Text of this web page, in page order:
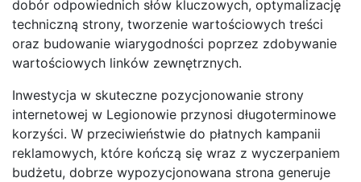
dobór odpowiednich słów kluczowych, optymalizację
techniczną strony, tworzenie wartościowych treści
oraz budowanie wiarygodności poprzez zdobywanie
wartościowych linków zewnętrznych.
Inwestycja w skuteczne pozycjonowanie strony
internetowej w Legionowie przynosi długoterminowe
korzyści. W przeciwieństwie do płatnych kampanii
reklamowych, które kończą się wraz z wyczerpaniem
budżetu, dobrze wypozycjonowana strona generuje